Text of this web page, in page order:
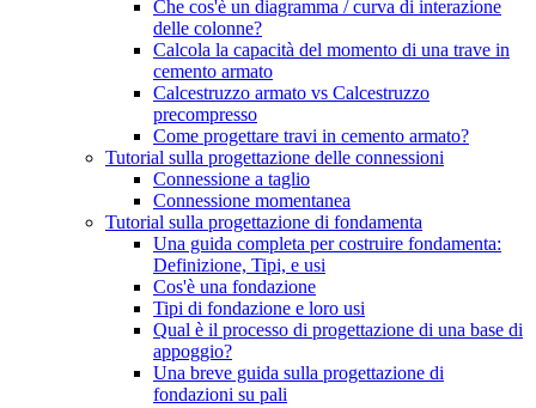
Che cos'è un diagramma / curva di interazione
delle colonne?
Calcola la capacità del momento di una trave in
cemento armato
Calcestruzzo armato vs Calcestruzzo
precompresso
Come progettare travi in ​​cemento armato?
Tutorial sulla progettazione delle connessioni
Connessione a taglio
Connessione momentanea
Tutorial sulla progettazione di fondamenta
Una guida completa per costruire fondamenta:
Definizione, Tipi, e usi
Cos'è una fondazione
Tipi di fondazione e loro usi
Qual è il processo di progettazione di una base di
appoggio?
Una breve guida sulla progettazione di
fondazioni su pali